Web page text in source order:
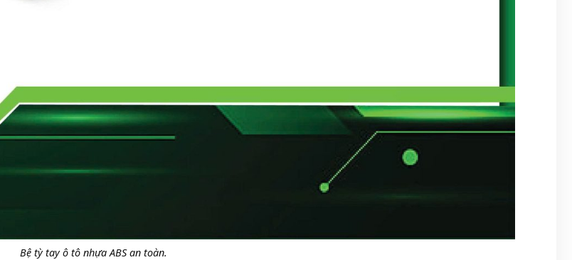
Bệ tỳ tay ô tô nhựa ABS an toàn.